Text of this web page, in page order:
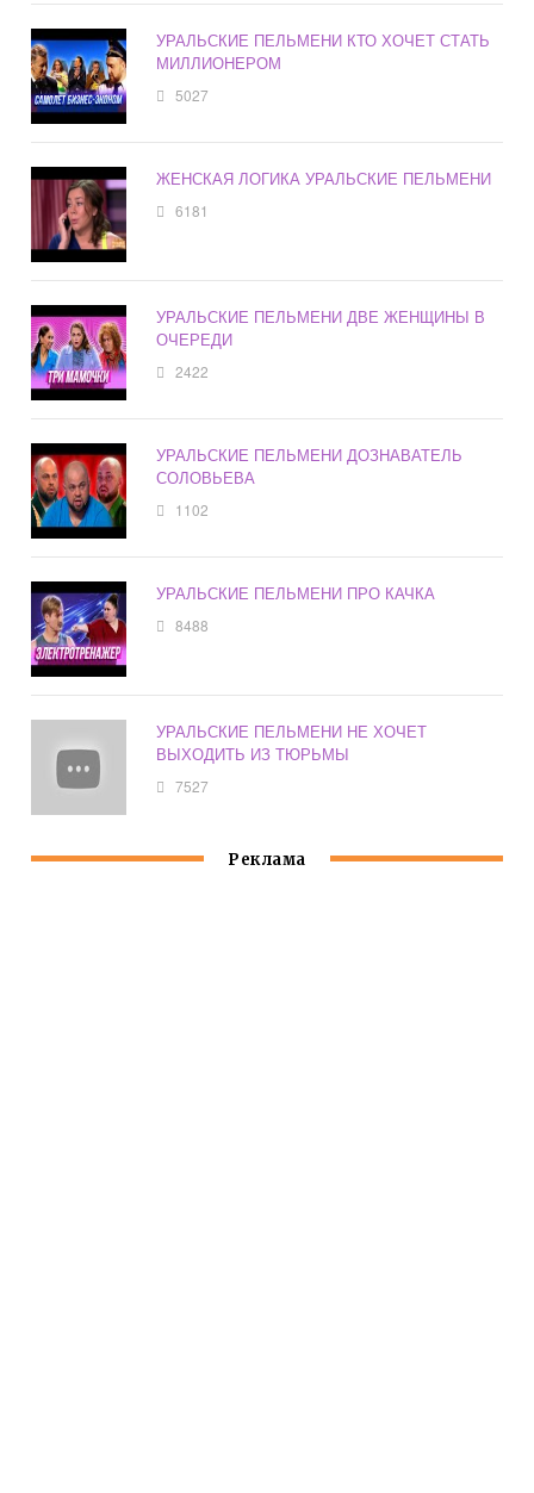
УРАЛЬСКИЕ ПЕЛЬМЕНИ КТО ХОЧЕТ СТАТЬ
МИЛЛИОНЕРОМ
5027
ЖЕНСКАЯ ЛОГИКА УРАЛЬСКИЕ ПЕЛЬМЕНИ
6181
УРАЛЬСКИЕ ПЕЛЬМЕНИ ДВЕ ЖЕНЩИНЫ В
ОЧЕРЕДИ
2422
УРАЛЬСКИЕ ПЕЛЬМЕНИ ДОЗНАВАТЕЛЬ
СОЛОВЬЕВА
1102
УРАЛЬСКИЕ ПЕЛЬМЕНИ ПРО КАЧКА
8488
УРАЛЬСКИЕ ПЕЛЬМЕНИ НЕ ХОЧЕТ
ВЫХОДИТЬ ИЗ ТЮРЬМЫ
7527
Реклама